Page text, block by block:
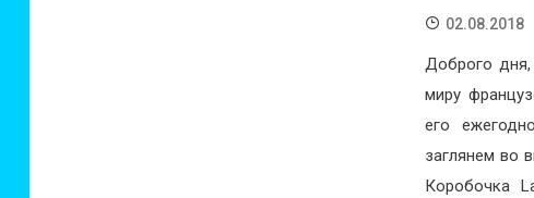
02.08.2018
Доброго дня,
миру
его
заглянем во
Коробочка